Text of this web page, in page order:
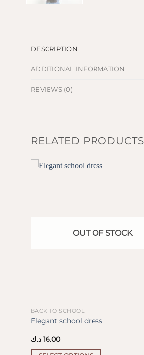
DESCRIPTION
ADDITIONAL INFORMATION
REVIEWS (0)
RELATED PRODUCTS
OUT OF STOCK
BACK TO SCHOOL
Elegant school dress
16.00 د.ك